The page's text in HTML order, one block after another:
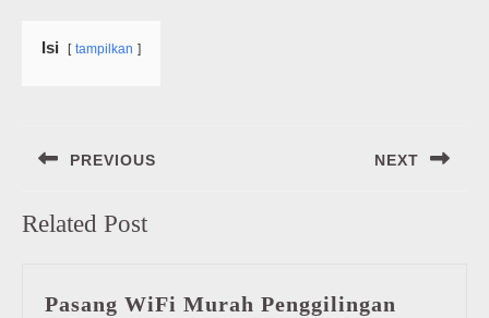
Isi tampilkan
pos
PREVIOUS
post:
NEXT
Related Post
Pasang WiFi Murah Penggilingan